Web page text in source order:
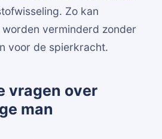
Zo kan
verminderd zonder
voor de spierkracht.
vragen over
man